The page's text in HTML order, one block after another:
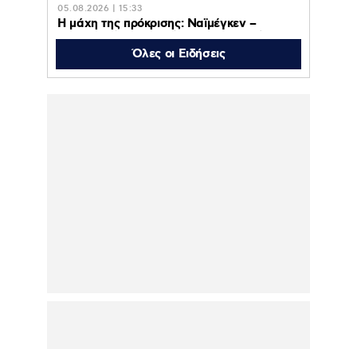
05.08.2026 | 15:33
Η μάχη της πρόκρισης: Ναϊμέγκεν –
Ολυμπιακός ζωντανά στο MEGA, Τρίτη 11
Αυγούστου στις 20:30
05.08.2026 | 15:27
Όλες οι Ειδήσεις